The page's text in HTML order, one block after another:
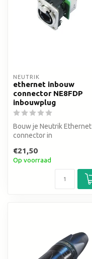
NEUTRIK
ethernet inbouw
connector NE8FDP
inbouwplug
Bouw je Neutrik Ethernet
connector in
€21,50
Op voorraad